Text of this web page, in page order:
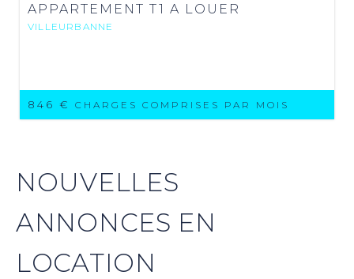
APPARTEMENT T1 A LOUER
VILLEURBANNE
846 € CHARGES COMPRISES PAR MOIS
NOUVELLES
ANNONCES EN
LOCATION